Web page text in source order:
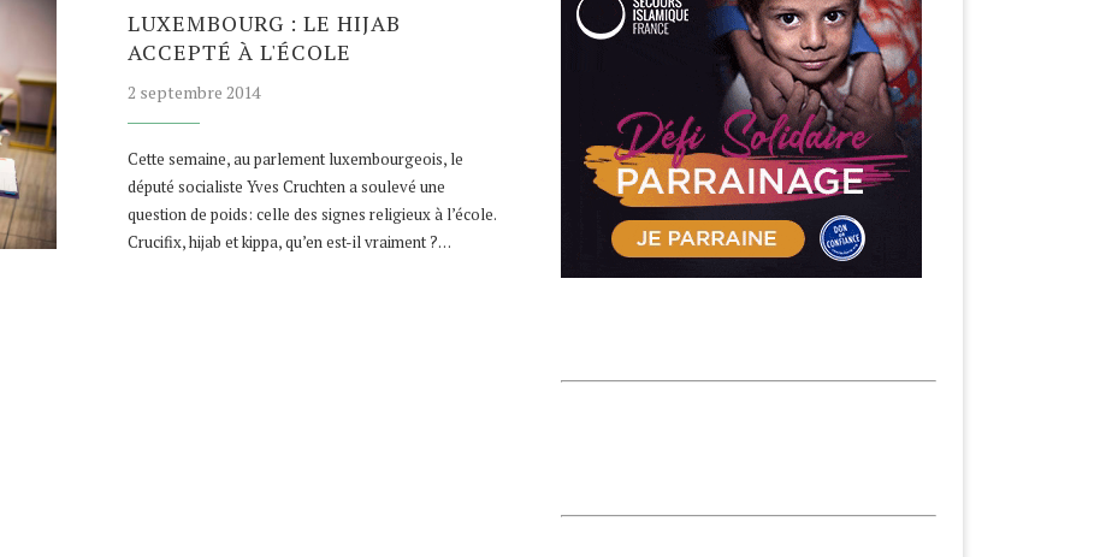
LUXEMBOURG : LE HIJAB
ACCEPTÉ À L'ÉCOLE
2 septembre 2014
Cette semaine, au parlement luxembourgeois, le
député socialiste Yves Cruchten a soulevé une
question de poids: celle des signes religieux à l’école.
Crucifix, hijab et kippa, qu’en est-il vraiment ?…